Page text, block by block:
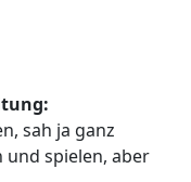
sah ja ganz
und spielen, aber